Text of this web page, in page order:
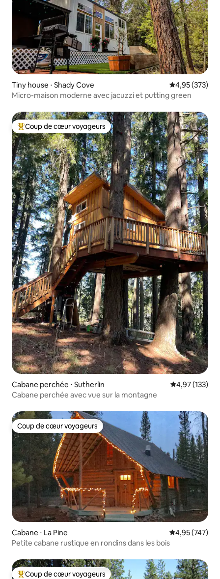
Tiny house ⋅ Shady Cove Évaluation
4,95 (373)
Micro-maison moderne avec jacuzzi et putting green
Coups de cœur voyageurs les plus appréciés
Coup de cœur voyageurs
Cabane perchée ⋅ Sutherlin Évaluation
4,97 (133)
Cabane perchée avec vue sur la montagne
Coup de cœur voyageurs
Coup de cœur voyageurs
Cabane ⋅ La Pine Évaluation
4,95 (747)
Petite cabane rustique en rondins dans les bois
Coup de cœur voyageurs